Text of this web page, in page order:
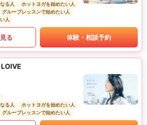
る人
ホットヨガを始めたい人
グループレッスンで始めたい人
人
る 体験・相談予約
る人
ホットヨガを始めたい人
グループレッスンで始めたい人